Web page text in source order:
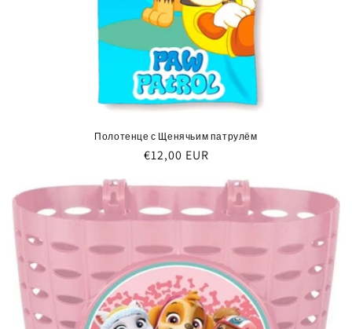
Полотенце с Щенячьим патрулём
Обычная
€12,00 EUR